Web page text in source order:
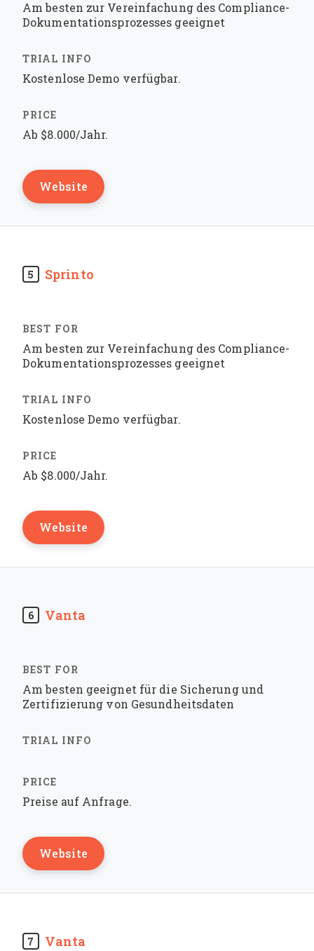
Am besten zur Vereinfachung des Compliance-
Dokumentationsprozesses geeignet
Kostenlose Demo verfügbar.
Ab $8.000/Jahr.
Website
5 Sprinto
Am besten zur Vereinfachung des Compliance-
Dokumentationsprozesses geeignet
Kostenlose Demo verfügbar.
Ab $8.000/Jahr.
Website
6 Vanta
Am besten geeignet für die Sicherung und
Zertifizierung von Gesundheitsdaten
Preise auf Anfrage.
Website
7 Vanta